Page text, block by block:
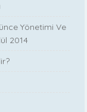
Yönetimi Ve
2014